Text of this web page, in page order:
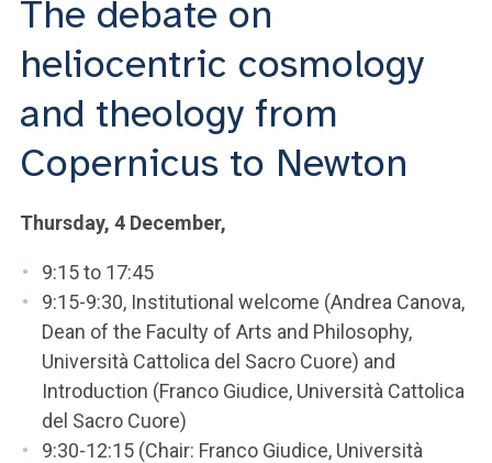
SEI UN DOCENTE O UN MEMBRO DELLO STAFF
ACCEDI A CLOUDMAIL
The debate on
heliocentric cosmology
and theology from
Copernicus to Newton
Thursday, 4 December,
9:15 to 17:45
9:15-9:30, Institutional welcome (Andrea Canova,
Dean of the Faculty of Arts and Philosophy,
Università Cattolica del Sacro Cuore) and
Introduction (Franco Giudice, Università Cattolica
del Sacro Cuore)
9:30-12:15 (Chair: Franco Giudice, Università